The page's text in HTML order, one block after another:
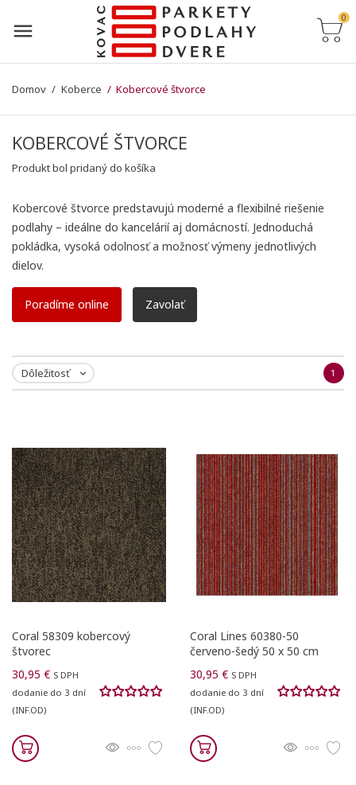
0
Domov Koberce Kobercové štvorce
KOBERCOVÉ ŠTVORCE
Produkt bol pridaný do košíka
Kobercové štvorce predstavujú moderné a flexibilné riešenie
podlahy – ideálne do kancelárií aj domácností. Jednoduchá
pokládka, vysoká odolnosť a možnosť výmeny jednotlivých
dielov.
Poradíme online Zavolať
Dôležitosť  1
Coral 58309 kobercový
štvorec
30,95 € S DPH
dodanie do 3 dní
(INF.OD)
Coral Lines 60380-50
červeno-šedý 50 x 50 cm
30,95 € S DPH
dodanie do 3 dní
(INF.OD)